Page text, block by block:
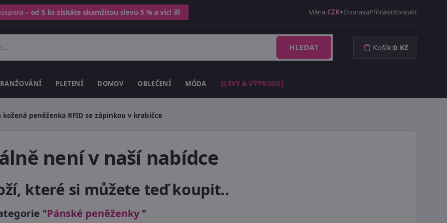
– od 5 ks získáte okamžitou slevu 5 % a víc! 🎁 Měna:CZK DopravaPřihlásitKontakt
HLEDAT Košík:0 Kč
PLETENÍ DOMOV OBLEČENÍ MÓDA SLEVY & VÝPRODEJ
peněženka RFID se zápinkou v krabičce
není v naší nabídce
které si můžete teď koupit..
"Pánské peněženky "